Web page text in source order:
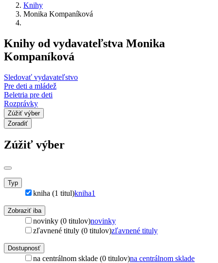
Knihy
Monika Kompaníková
Knihy od vydavateľstva Monika
Kompaníková
Sledovať vydavateľstvo
Pre deti a mládež
Beletria pre deti
Rozprávky
Zúžiť výber
Zoradiť
Zúžiť výber
Typ
kniha (1 titul)kniha1
Zobraziť iba
novinky (0 titulov)novinky
zľavnené tituly (0 titulov)zľavnené tituly
Dostupnosť
na centrálnom sklade (0 titulov)na centrálnom sklade